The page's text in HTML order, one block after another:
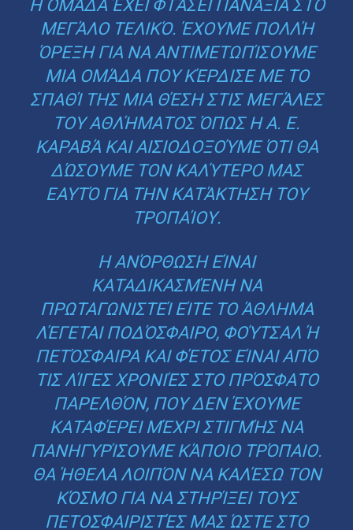
Η ΟΜΆΔΑ ΈΧΕΙ ΦΤΆΣΕΙ ΠΑΝΆΞΙΑ ΣΤΟ
ΜΕΓΆΛΟ ΤΕΛΙΚΌ. ΈΧΟΥΜΕ ΠΟΛΛΉ
ΌΡΕΞΗ ΓΙΑ ΝΑ ΑΝΤΙΜΕΤΩΠΊΣΟΥΜΕ
ΜΙΑ ΟΜΆΔΑ ΠΟΥ ΚΈΡΔΙΣΕ ΜΕ ΤΟ
ΣΠΑΘΊ ΤΗΣ ΜΙΑ ΘΈΣΗ ΣΤΙΣ ΜΕΓΆΛΕΣ
ΤΟΥ ΑΘΛΉΜΑΤΟΣ ΌΠΩΣ Η Α. Ε.
ΚΑΡΑΒΆ ΚΑΙ ΑΙΣΙΟΔΟΞΟΎΜΕ ΌΤΙ ΘΑ
ΔΏΣΟΥΜΕ ΤΟΝ ΚΑΛΎΤΕΡΟ ΜΑΣ
ΕΑΥΤΌ ΓΙΑ ΤΗΝ ΚΑΤΆΚΤΗΣΗ ΤΟΥ
ΤΡΟΠΑΊΟΥ.
Η ΑΝΌΡΘΩΣΗ ΕΊΝΑΙ
ΚΑΤΑΔΙΚΑΣΜΈΝΗ ΝΑ
ΠΡΩΤΑΓΩΝΙΣΤΕΊ ΕΊΤΕ ΤΟ ΆΘΛΗΜΑ
ΛΈΓΕΤΑΙ ΠΟΔΌΣΦΑΙΡΟ, ΦΟΎΤΣΑΛ Ή
ΠΕΤΌΣΦΑΙΡΑ ΚΑΙ ΦΈΤΟΣ ΕΊΝΑΙ ΑΠΌ
ΤΙΣ ΛΊΓΕΣ ΧΡΟΝΙΈΣ ΣΤΟ ΠΡΌΣΦΑΤΟ
ΠΑΡΕΛΘΌΝ, ΠΟΥ ΔΕΝ ΈΧΟΥΜΕ
ΚΑΤΑΦΈΡΕΙ ΜΈΧΡΙ ΣΤΙΓΜΉΣ ΝΑ
ΠΑΝΗΓΥΡΊΣΟΥΜΕ ΚΆΠΟΙΟ ΤΡΌΠΑΙΟ.
ΘΑ ΉΘΕΛΑ ΛΟΙΠΌΝ ΝΑ ΚΑΛΈΣΩ ΤΟΝ
ΚΌΣΜΟ ΓΙΑ ΝΑ ΣΤΗΡΊΞΕΙ ΤΟΥΣ
ΠΕΤΟΣΦΑΙΡΙΣΤΈΣ ΜΑΣ ΏΣΤΕ ΣΤΟ